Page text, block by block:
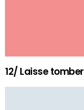
12/ Laisse